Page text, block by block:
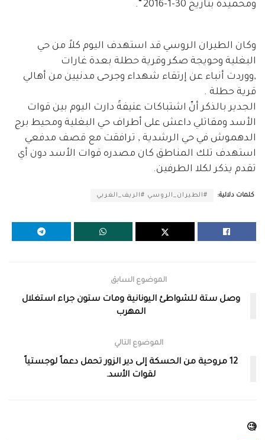
ومحميدة بتاريخ 30-1-2016 “.
وكان الطيران الروسي قد استهدف اليوم كلاً من حي
البغلية وحويجة صكر وقرية حطلة بعدة غارات
,ووردت أنباء عن إرتقاء شهداء وجرحى مدنيين من أهالي
قرية حطلة .
الجدير بالذكر أنّ اشتباكات عنيفةً دارت اليوم بين قوات
الأسد ومقاتلي داعش على أطراف حي البغلية ومحيط برج
الدهموش في حي الرشدية , ترافقت مع قصف مدفعي
استهدف تلك المناطق كان مصدره قوات الأسد دون أي
تقدم يذكر لكلا الطرفين.
كلمات دلالية: #الطيران_الروسي #الريف_الغربي
الموضوع السابق
وصل ستة للشواطئ اليونانية ومات ستون جراء استغلال
المهرب
الموضوع التالي
12 مروحية من الحسكة إلى دير الزور تحمل دعماً لوجستياً
لقوات الأسد.
🧐